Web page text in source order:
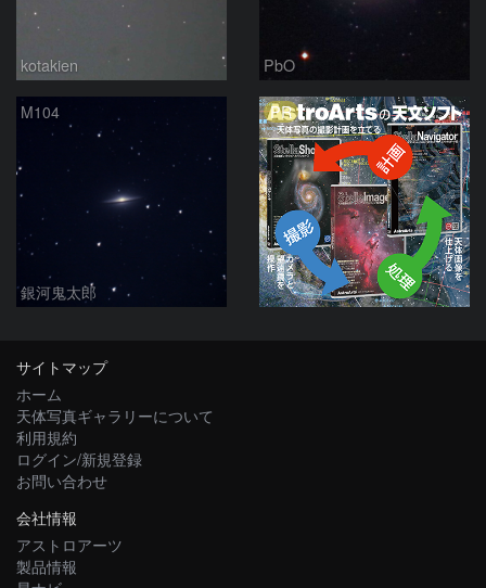
kotakien PbO
M104
銀河鬼太郎
PR
サイトマップ
ホーム
天体写真ギャラリーについて
利用規約
ログイン/新規登録
お問い合わせ
会社情報
アストロアーツ
製品情報